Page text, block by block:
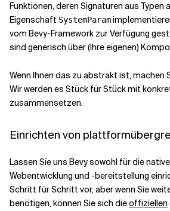
Funktionen, deren Signaturen aus Typen
Eigenschaft SystemParam
vom Bevy-Framework zur Verfügung
sind generisch über (Ihre eigenen)
Wenn Ihnen das zu abstrakt ist, machen
Wir werden es Stück für Stück mit
zusammensetzen.
Einrichten von
Lassen Sie uns Bevy sowohl für die
Webentwicklung und -bereitstellung
Schritt für Schritt vor, aber wenn Sie
benötigen, können Sie sich dieoffiziellen